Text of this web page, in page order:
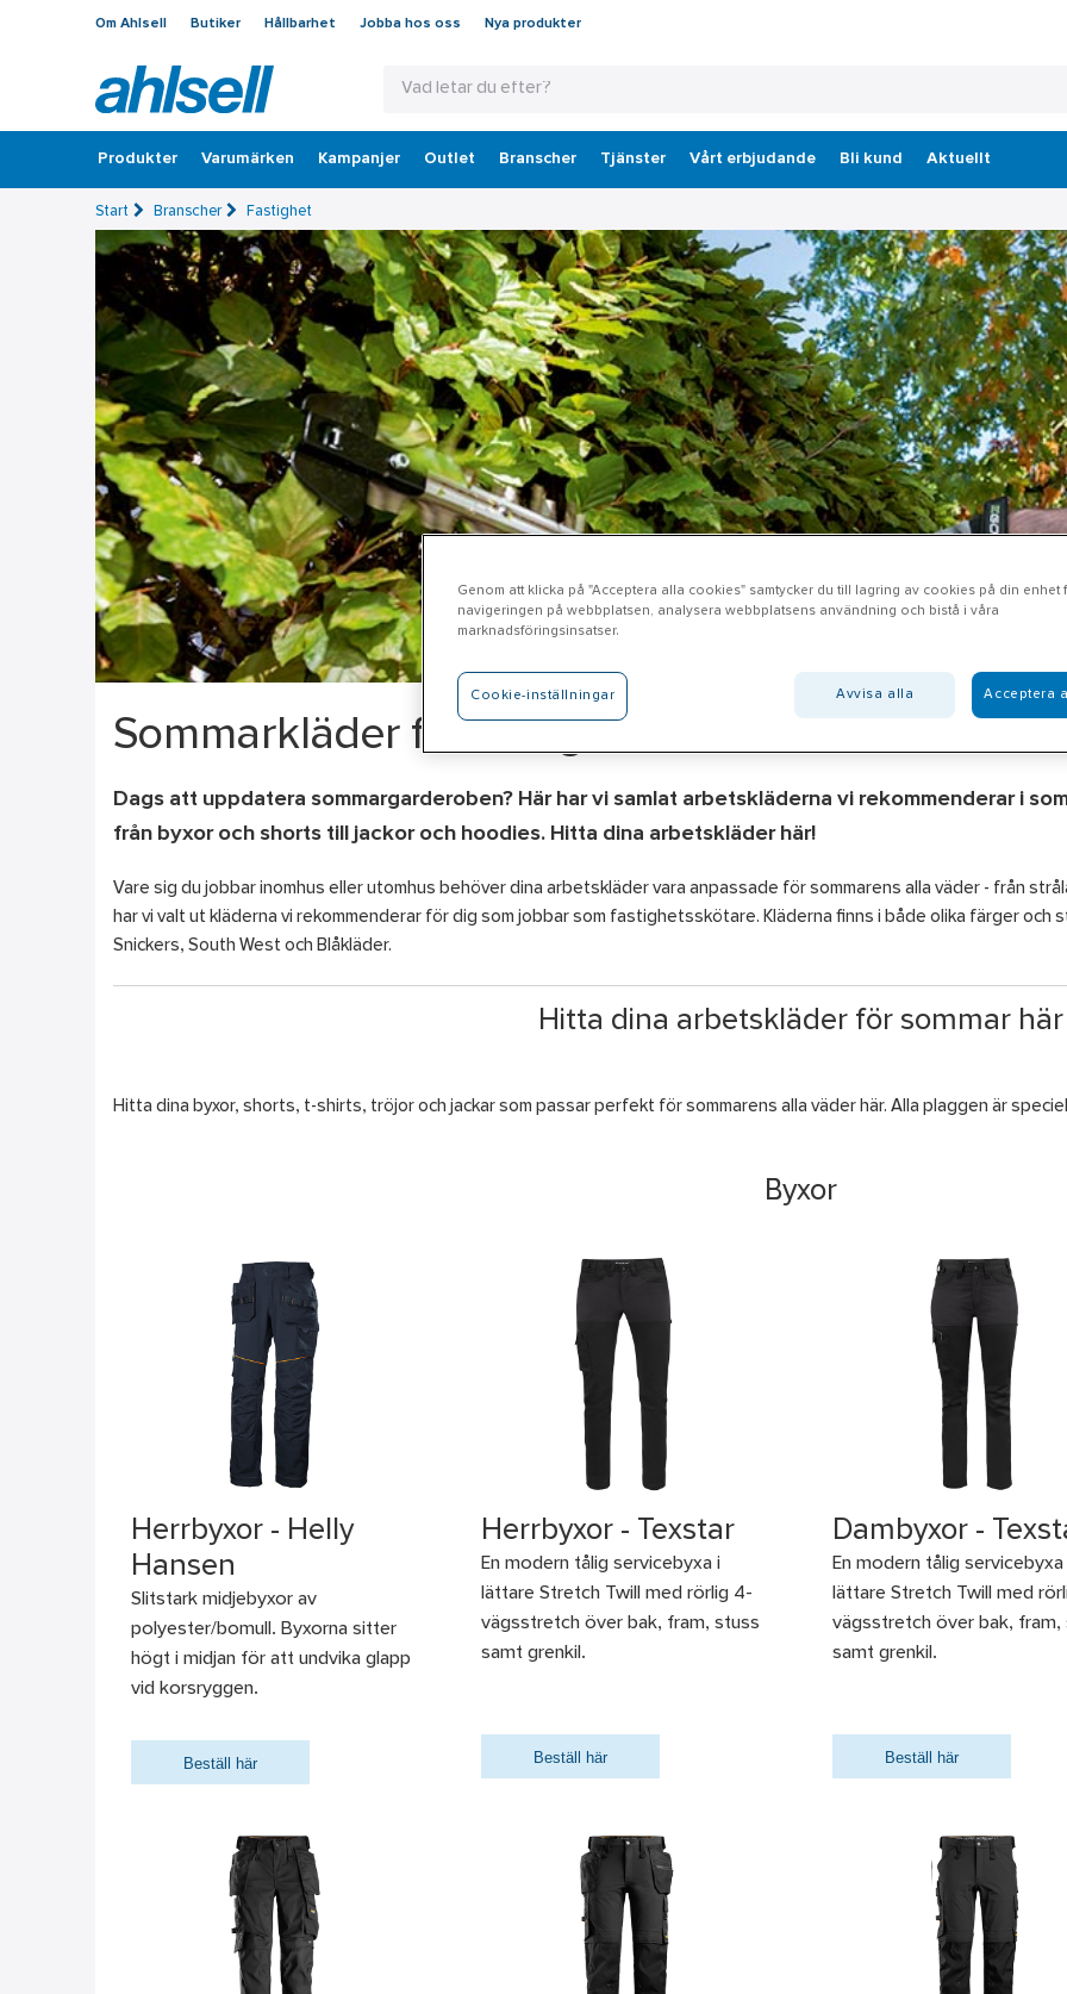
Om Ahlsell Butiker Hållbarhet Jobba hos oss Nya produkter
Produkter Varumärken Kampanjer Outlet Branscher Tjänster Vårt erbjudande Bli kund Aktuellt
Start Branscher Fastighet
Sommarkläder för fastighetsskötare
Dags att uppdatera sommargarderoben? Här har vi samlat arbetskläderna vi rekommenderar i
från byxor och shorts till jackor och hoodies. Hitta dina arbetskläder här!
Vare sig du jobbar inomhus eller utomhus behöver dina arbetskläder vara anpassade för sommarens alla väder - från
har vi valt ut kläderna vi rekommenderar för dig som jobbar som fastighetsskötare. Kläderna finns i både olika färger och
Snickers, South West och Blåkläder.
Hitta dina arbetskläder för sommar här
Hitta dina byxor, shorts, t-shirts, tröjor och jackar som passar perfekt för sommarens alla väder här. Alla plaggen är
Byxor
Herrbyxor - Helly
Hansen
Slitstark midjebyxor av
polyester/bomull. Byxorna sitter
högt i midjan för att undvika glapp
vid korsryggen.
Beställ här
Herrbyxor - Texstar
En modern tålig servicebyxa i
lättare Stretch Twill med rörlig 4-
vägsstretch över bak, fram, stuss
samt grenkil.
Beställ här
Dambyxor -
En modern tålig servicebyxa
lättare Stretch Twill med
vägsstretch över bak, fram,
samt grenkil.
Beställ här
Genom att klicka på "Acceptera alla cookies" samtycker du till lagring av cookies på din enhet
navigeringen på webbplatsen, analysera webbplatsens användning och bistå i våra
marknadsföringsinsatser.
Cookie-inställningar Avvisa alla Acceptera